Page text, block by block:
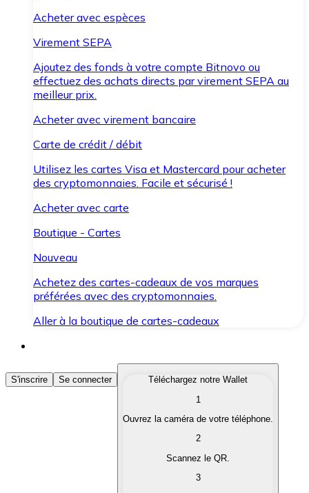
Acheter avec espèces
Virement SEPA
Ajoutez des fonds à votre compte Bitnovo ou
effectuez des achats directs par virement SEPA au
meilleur prix.
Acheter avec virement bancaire
Carte de crédit / débit
Utilisez les cartes Visa et Mastercard pour acheter
des cryptomonnaies. Facile et sécurisé !
Acheter avec carte
Boutique - Cartes
Nouveau
Achetez des cartes-cadeaux de vos marques
préférées avec des cryptomonnaies.
Aller à la boutique de cartes-cadeaux
Acheter des Cryptomonnaies
Achetez les cryptomonnaies qui vous intéressent
Convertissez vos cryptomonnaies en monnaie
S'inscrire Se connecter
Téléchargez notre Wallet
1
Ouvrez la caméra de votre téléphone.
2
Scannez le QR.
3